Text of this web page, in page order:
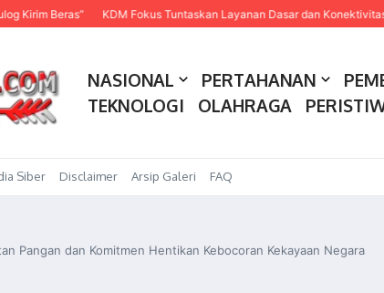
KDM Fokus Tuntaskan Layanan Dasar dan Konektivitas Jawa
NASIONAL PERTAHANAN
TEKNOLOGI
OLAHRAGA
Siber Disclaimer Arsip Galeri FAQ
Pangan dan Komitmen Hentikan Kebocoran Kekayaan Negara